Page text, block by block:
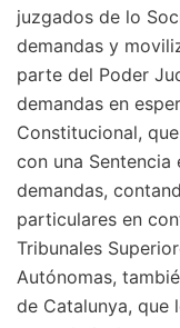
juzgados de lo
demandas y
parte del Poder
demandas en
Constitucional,
con una Sentencia
demandas,
particulares en
Tribunales
Autónomas,
de Catalunya, que